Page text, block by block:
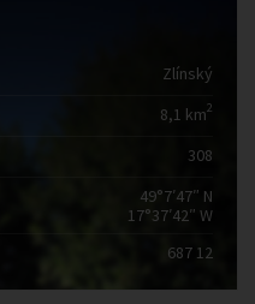
Zlínský
8,1 km2
308
49°7′47″ N
17°37′42″ W
687 12